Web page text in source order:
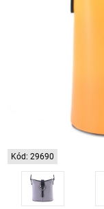
Kód: 29690